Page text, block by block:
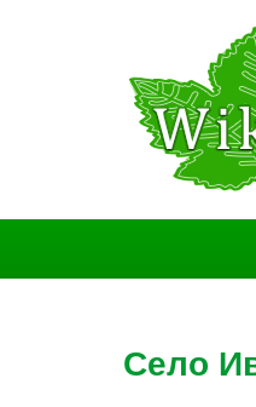
Село